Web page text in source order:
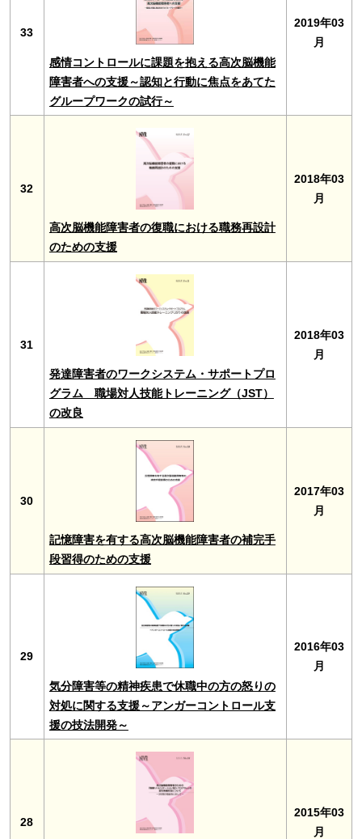
33
感情コントロールに課題を抱える高次脳機能
障害者への支援～認知と行動に焦点をあてた
グループワークの試行～
2019年03
月
32
高次脳機能障害者の復職における職務再設計
のための支援
2018年03
月
31
発達障害者のワークシステム・サポートプロ
グラム 職場対人技能トレーニング（JST）
の改良
2018年03
月
30
記憶障害を有する高次脳機能障害者の補完手
段習得のための支援
2017年03
月
29
気分障害等の精神疾患で休職中の方の怒りの
対処に関する支援～アンガーコントロール支
援の技法開発～
2016年03
月
28
2015年03
月